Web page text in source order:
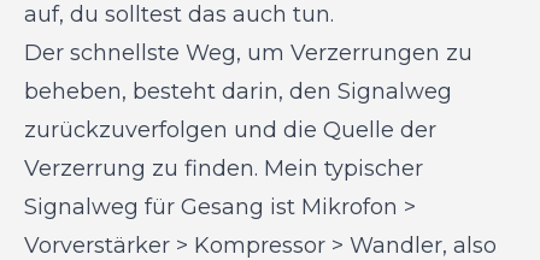
auf, du solltest das auch tun.
Der schnellste Weg, um Verzerrungen zu
beheben, besteht darin, den Signalweg
zurückzuverfolgen und die Quelle der
Verzerrung zu finden. Mein typischer
Signalweg für Gesang ist Mikrofon >
Vorverstärker > Kompressor > Wandler, also